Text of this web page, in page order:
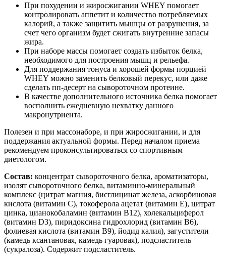
При похудении и жиросжигании WHEY помогает
контролировать аппетит и количество потребляемых
калорий, а также защитить мышцы от разрушения, за
счет чего организм будет сжигать внутренние запасы
жира.
При наборе массы помогает создать избыток белка,
необходимого для построения мышц и рельефа.
Для поддержания тонуса и хорошей формы порцией
WHEY можно заменить белковый перекус, или даже
сделать пп-десерт на сывороточном протеине.
В качестве дополнительного источника белка помогает
восполнить ежедневную нехватку данного
макронутриента.
Полезен и при массонаборе, и при жиросжигании, и для
поддержания актуальной формы. Перед началом приема
рекомендуем проконсультироваться со спортивным
диетологом.
Состав: концентрат сывороточного белка, ароматизаторы,
изолят сывороточного белка, витаминно-минеральный
комплекс (цитрат магния, бисглицинат железа, аскорбиновая
кислота (витамин С), токоферола ацетат (витамин Е), цитрат
цинка, цианокобаламин (витамин В12), холекальциферол
(витамин D3), пиридоксина гидрохлорид (витамин В6),
фолиевая кислота (витамин В9), йодид калия), загустители
(камедь ксантановая, камедь гуаровая), подсластитель
(сукралоза). Содержит подсластитель.